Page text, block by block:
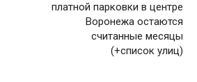
платной парковки в центре
Воронежа остаются
считанные месяцы
(+список улиц)